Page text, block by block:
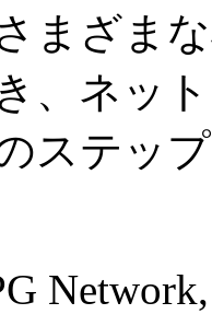
まざま
、ネッ
ステッ